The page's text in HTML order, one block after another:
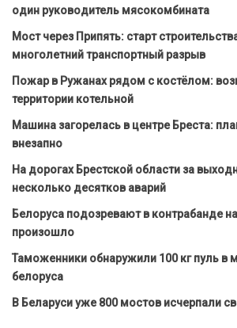
один руководитель мясокомбината
Мост через Припять: старт
многолетний транспортный разрыв
Пожар в Ружанах рядом с костёлом:
территории котельной
Машина загорелась в центре Бреста:
внезапно
На дорогах Брестской области за
несколько десятков аварий
Белоруса подозревают в контрабанде
произошло
Таможенники обнаружили 100 кг пуль в
белоруса
В Беларуси уже 800 мостов исчерпали